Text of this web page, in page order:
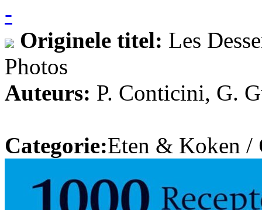
-
Originele titel: Les
Photos
Auteurs: P. Conticini, G.
Categorie:Eten & Koken /